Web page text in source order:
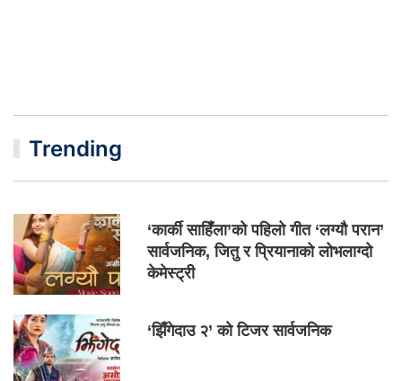
Trending
‘कार्की साहिँला’को पहिलो गीत ‘लग्यौ परान’
सार्वजनिक, जितु र प्रियानाको लोभलाग्दो
केमेस्ट्री
‘झिँगेदाउ २’ को टिजर सार्वजनिक